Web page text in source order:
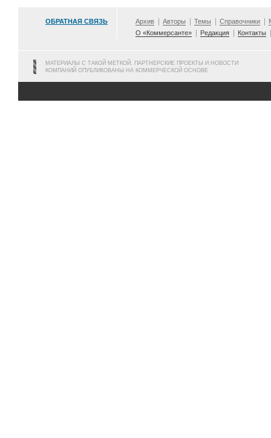
ОБРАТНАЯ СВЯЗЬ Архив Авторы Темы Справочники
О «Коммерсанте»
Редакция Контакты
МАТЕРИАЛЫ С ТАКОЙ МЕТКОЙ, ПАРТНЕРСКИЕ ПРОЕКТЫ И НОВОСТИ
КОМПАНИЙ ОПУБЛИКОВАНЫ НА КОММЕРЧЕСКОЙ ОСНОВЕ